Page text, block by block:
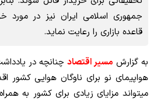
جمهوری اسلامی ایران نیز در مورد
قاعده بازاری را رعایت نماید.
به گزارش مسیر اقتصاد چنانچه در
هواپیمای نو برای ناوگان هوایی
میتواند مزایای زیادی برای کشور به